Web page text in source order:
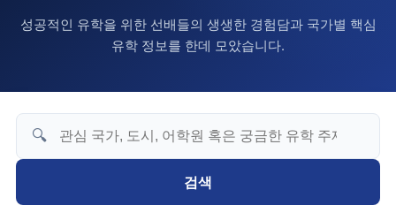
성공적인 유학을 위한 선배들의 생생한 경험담과 국가별 핵심
유학 정보를 한데 모았습니다.
🔍
검색